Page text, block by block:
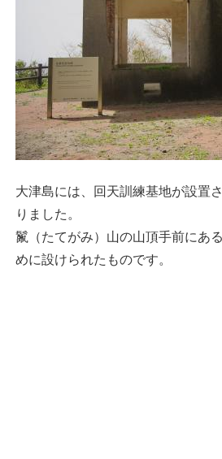
大津島には、回天訓練基地が設置
りました。
鬣（たてがみ）山の山頂手前にあ
めに設けられたものです。